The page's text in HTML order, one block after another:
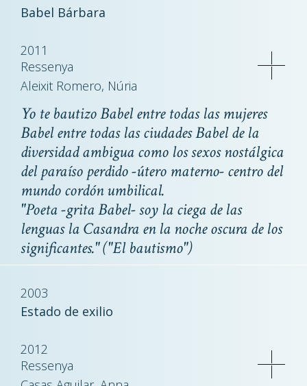
Babel Bárbara
2011
Ressenya
Aleixit Romero, Núria
Yo te bautizo Babel entre todas las mujeres
Babel entre todas las ciudades Babel de la
diversidad ambigua como los sexos nostálgica
del paraíso perdido -útero materno- centro del
mundo cordón umbilical.
"Poeta -grita Babel- soy la ciega de las
lenguas la Casandra en la noche oscura de los
significantes." ("El bautismo")
2003
Estado de exilio
2012
Ressenya